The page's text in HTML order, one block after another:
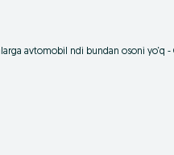
avtomobil ndi bundan osoni yo‘q